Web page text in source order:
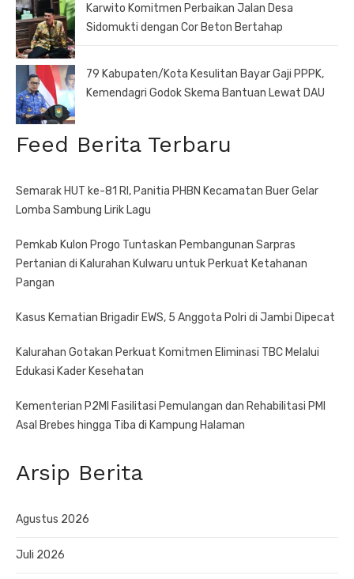
Karwito Komitmen Perbaikan Jalan Desa
Sidomukti dengan Cor Beton Bertahap
79 Kabupaten/Kota Kesulitan Bayar Gaji PPPK,
Kemendagri Godok Skema Bantuan Lewat DAU
Feed Berita Terbaru
Semarak HUT ke-81 RI, Panitia PHBN Kecamatan Buer Gelar
Lomba Sambung Lirik Lagu
Pemkab Kulon Progo Tuntaskan Pembangunan Sarpras
Pertanian di Kalurahan Kulwaru untuk Perkuat Ketahanan
Pangan
Kasus Kematian Brigadir EWS, 5 Anggota Polri di Jambi Dipecat
Kalurahan Gotakan Perkuat Komitmen Eliminasi TBC Melalui
Edukasi Kader Kesehatan
Kementerian P2MI Fasilitasi Pemulangan dan Rehabilitasi PMI
Asal Brebes hingga Tiba di Kampung Halaman
Arsip Berita
Agustus 2026
Juli 2026